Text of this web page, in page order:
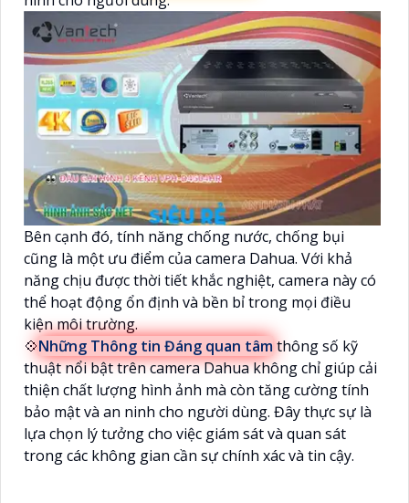
Bên cạnh đó, tính năng chống nước, chống bụi
cũng là một ưu điểm của camera Dahua. Với khả
năng chịu được thời tiết khắc nghiệt, camera này có
thể hoạt động ổn định và bền bỉ trong mọi điều
kiện môi trường.
💠Những Thông tin Đáng quan tâmthông số kỹ
thuật nổi bật trên camera Dahua không chỉ giúp cải
thiện chất lượng hình ảnh mà còn tăng cường tính
bảo mật và an ninh cho người dùng. Đây thực sự là
lựa chọn lý tưởng cho việc giám sát và quan sát
trong các không gian cần sự chính xác và tin cậy.